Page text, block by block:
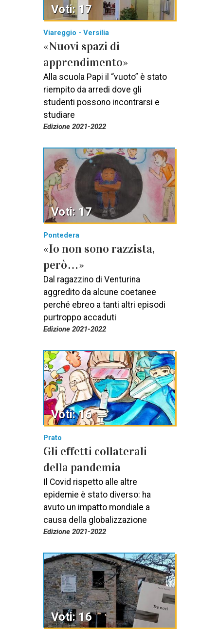
Viareggio - Versilia
«Nuovi spazi di
apprendimento»
Alla scuola Papi il “vuoto” è stato
riempito da arredi dove gli
studenti possono incontrarsi e
studiare
Edizione 2021-2022
Voti: 17
Pontedera
«Io non sono razzista,
però…»
Dal ragazzino di Venturina
aggredito da alcune coetanee
perché ebreo a tanti altri episodi
purtroppo accaduti
Edizione 2021-2022
Voti: 17
Prato
Gli effetti collaterali
della pandemia
Il Covid rispetto alle altre
epidemie è stato diverso: ha
avuto un impatto mondiale a
causa della globalizzazione
Edizione 2021-2022
Voti: 16
Voti: 16